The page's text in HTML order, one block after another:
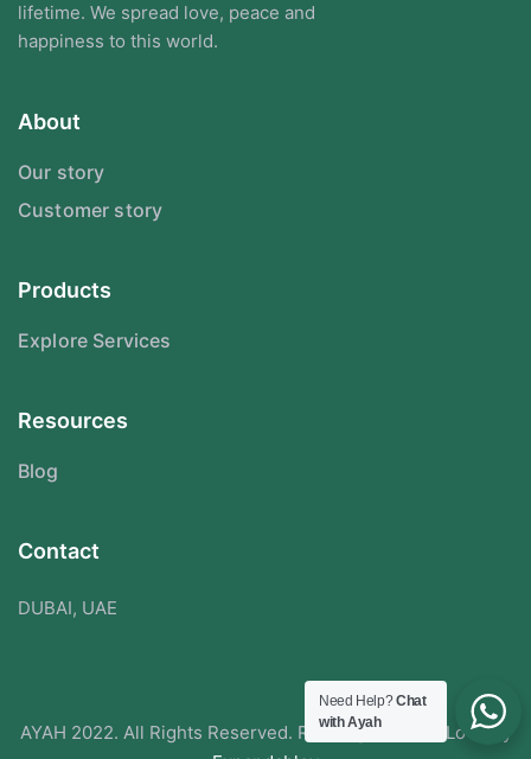
lifetime. We spread love, peace and
happiness to this world.
About
Our story
Customer story
Products
Explore Services
Resources
Blog
Contact
DUBAI, UAE
AYAH 2022. All Rights Reserved. Redesigned With Love By
Need Help?Chat
with Ayah